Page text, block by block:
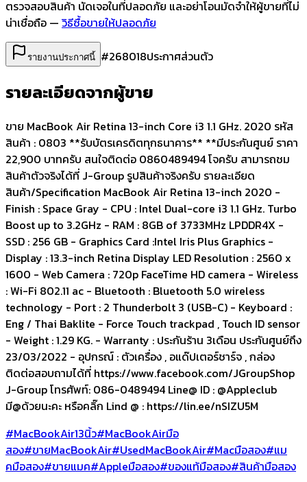
ตรวจสอบสินค้า นัดเจอในที่ปลอดภัย และอย่าโอนมัดจำให้ผู้ขายที่ไม่
น่าเชื่อถือ — วิธีซื้อขายให้ปลอดภัย
รายงานประกาศนี้ #268018ประกาศส่วนตัว
รายละเอียดจากผู้ขาย
ขาย MacBook Air Retina 13-inch Core i3 1.1 GHz. 2020 รหัส
สินค้า : 0803 **รับบัตรเครดิตทุกธนาคาร** **มีประกันศูนย์ ราคา
22,900 บาทครับ สนใจติดต่อ 0860489494 โจครับ สามารถชม
สินค้าตัวจริงได้ที่ J-Group รูปสินค้าจริงครับ รายละเอียด
สินค้า/Specification MacBook Air Retina 13-inch 2020 -
Finish : Space Gray - CPU : Intel Dual-core i3 1.1 GHz. Turbo
Boost up to 3.2GHz - RAM : 8GB of 3733MHz LPDDR4X -
SSD : 256 GB - Graphics Card :Intel Iris Plus Graphics -
Display : 13.3-inch Retina Display LED Resolution : 2560 x
1600 - Web Camera : 720p FaceTime HD camera - Wireless
: Wi-Fi 802.11 ac - Bluetooth : Bluetooth 5.0 wireless
technology - Port : 2 Thunderbolt 3 (USB-C) - Keyboard :
Eng / Thai Baklite - Force Touch trackpad , Touch ID sensor
- Weight : 1.29 KG. - Warranty : ประกันร้าน 3เดือน ประกันศูนย์ถึง
23/03/2022 - อุปกรณ์ : ตัวเครื่อง , อแด๊ปเตอร์ชาร์จ , กล่อง
ติดต่อสอบถามได้ที่ https://www.facebook.com/JGroupShop
J-Group โทรศัพท์: 086-0489494 Line@ ID : @Appleclub
มี@ด้วยนะคะ หรือคลิ๊ก Lind @ : https://lin.ee/nSIZU5M
#MacBookAir13นิ้ว#MacBookAirมือ
สอง#ขายMacBookAir#UsedMacBookAir#Macมือสอง#แม
คมือสอง#ขายแมค#Appleมือสอง#ของแท้มือสอง#สินค้ามือสอง